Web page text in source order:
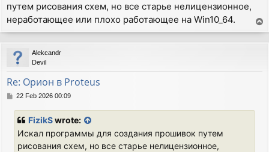
путем рисования схем, но все старье нелицензионное,
неработающее или плохо работающее на Win10_64.
o
p
Alekcandr
Devil
Re: Орион в Proteus
P22 Feb 2026 00:09
FizikSwrote:
Искал программы для создания прошивок путем
рисования схем, но все старье нелицензионное,